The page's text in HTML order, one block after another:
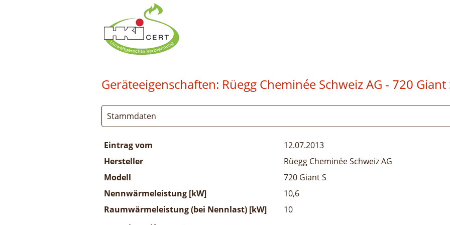
Geräteeigenschaften: Rüegg Cheminée Schweiz AG - 720 Giant
Stammdaten
Eintrag vom
12.07.2013
Hersteller
Rüegg Cheminée Schweiz AG
Modell
720 Giant S
Nennwärmeleistung [kW]
10,6
Raumwärmeleistung (bei Nennlast) [kW]
10